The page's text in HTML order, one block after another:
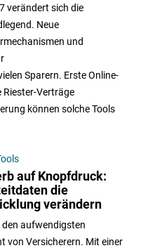
verändert sich die
Neue
und
Sparern. Erste Online-
Riester-Verträge
können solche Tools
auf Knopfdruck:
die
verändern
aufwendigsten
von Versicherern. Mit einer